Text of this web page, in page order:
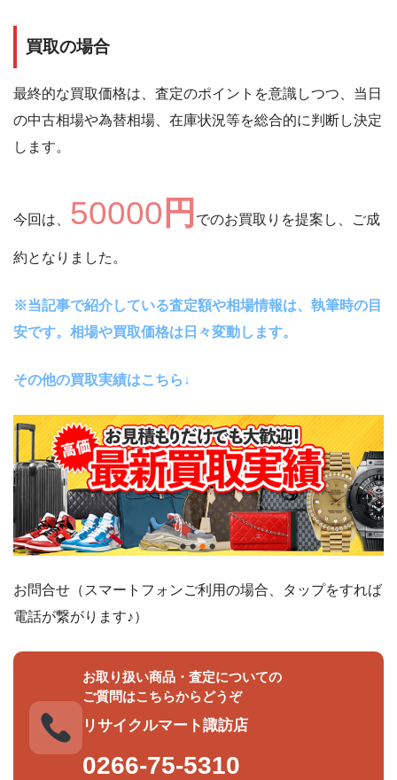
買取の場合
最終的な買取価格は、査定のポイントを意識しつつ、当日
の中古相場や為替相場、在庫状況等を総合的に判断し決定
します。
今回は、 50000 円 でのお買取りを提案し、ご成
約となりました。
※当記事で紹介している査定額や相場情報は、執筆時の目
安です。相場や買取価格は日々変動します。
その他の買取実績はこちら↓
お問合せ（スマートフォンご利用の場合、タップをすれば
電話が繋がります♪）
お取り扱い商品・査定についての
ご質問はこちらからどうぞ
リサイクルマート諏訪店
0266-75-5310